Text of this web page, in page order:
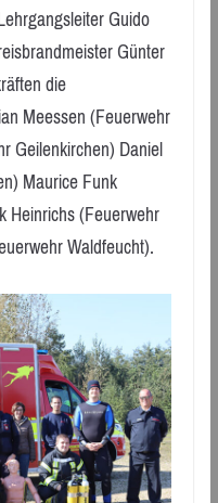
Guido
Günter
die
Meessen (Feuerwehr
Geilenkirchen) Daniel
Maurice Funk
Heinrichs (Feuerwehr
Waldfeucht).